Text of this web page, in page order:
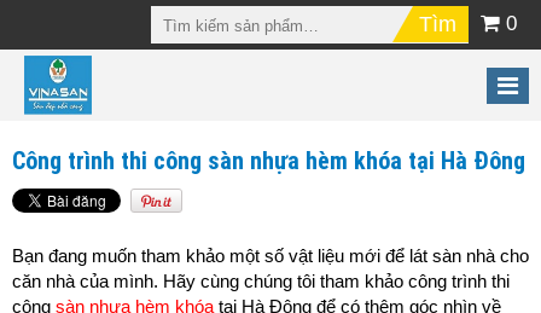
0
Công trình thi công sàn nhựa hèm khóa tại Hà Đông
Bạn đang muốn tham khảo một số vật liệu mới để lát sàn nhà cho
căn nhà của mình. Hãy cùng chúng tôi tham khảo công trình thi
công sàn nhựa hèm khóatại Hà Đông để có thêm góc nhìn về